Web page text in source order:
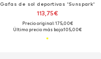
Gafas de sol deportivas 'Sunspark'
113,75€
Precio original: 175,00€
Último precio más bajo:105,00€